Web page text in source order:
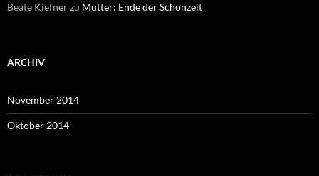
Beate Kiefnerzu Mütter: Ende der Schonzeit
ARCHIV
November 2014
Oktober 2014